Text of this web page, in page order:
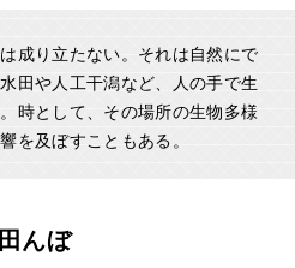
成り立たない。それは自然にで
田や人工干潟など、人の手で生
時として、その場所の生物多様
を及ぼすこともある。
んぼ